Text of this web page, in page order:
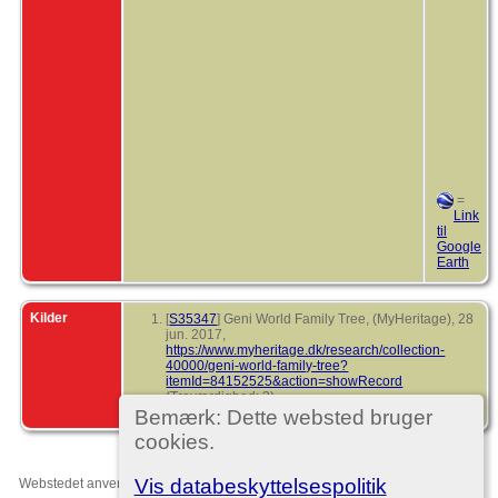
Bemærk: Dette websted bruger
cookies.
Vis databeskyttelsespolitik
=
Link
til
Google
Earth
Kilder [S35347] Geni World Family Tree, (MyHeritage), 28
jun. 2017,
https://www.myheritage.dk/research/collection-
40000/geni-world-family-tree?
itemId=84152525&action=showRecord
(Troværdighed: 3).
Tilføjet via en Record Match
Webstedet anvenderThe Next Generation of Genealogy Sitebuilding